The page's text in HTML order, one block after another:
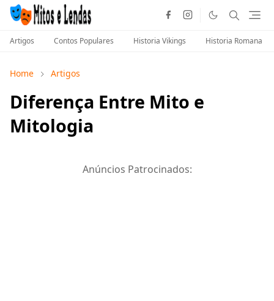
Artigos Contos Populares Historia Vikings Historia Romana
Home Artigos
Diferença Entre Mito e
Mitologia
Anúncios Patrocinados: